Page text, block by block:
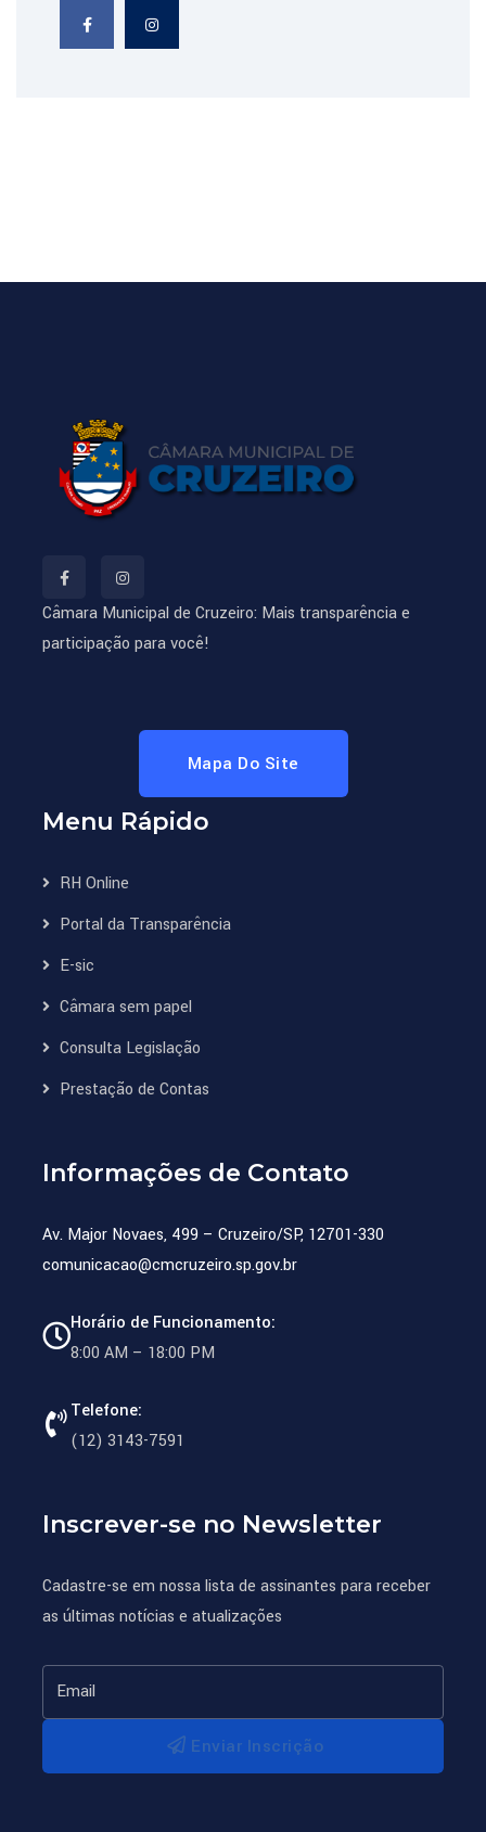
Câmara Municipal de Cruzeiro: Mais transparência e
participação para você!
Mapa Do Site
Menu Rápido
RH Online
Portal da Transparência
E-sic
Câmara sem papel
Consulta Legislação
Prestação de Contas
Informações de Contato
Av. Major Novaes, 499 – Cruzeiro/SP, 12701-330
comunicacao@cmcruzeiro.sp.gov.br
Horário de Funcionamento:
8:00 AM – 18:00 PM
Telefone:
(12) 3143-7591
Inscrever-se no Newsletter
Cadastre-se em nossa lista de assinantes para receber
as últimas notícias e atualizações
Enviar Inscrição